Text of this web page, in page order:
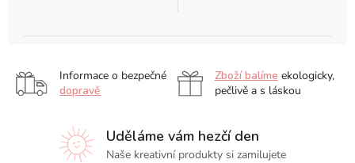
Informace o bezpečné
dopravě
Zboží balíme ekologicky,
pečlivě a s láskou
Uděláme vám hezčí den
Naše kreativní produkty si zamilujete